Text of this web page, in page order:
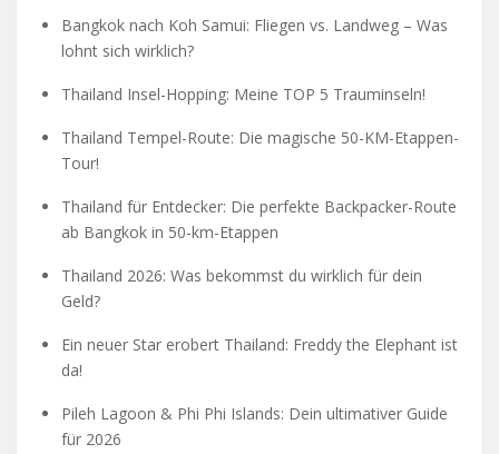
Bangkok nach Koh Samui: Fliegen vs. Landweg – Was
lohnt sich wirklich?
Thailand Insel-Hopping: Meine TOP 5 Trauminseln!
Thailand Tempel-Route: Die magische 50-KM-Etappen-
Tour!
Thailand für Entdecker: Die perfekte Backpacker-Route
ab Bangkok in 50-km-Etappen
Thailand 2026: Was bekommst du wirklich für dein
Geld?
Ein neuer Star erobert Thailand: Freddy the Elephant ist
da!
Pileh Lagoon & Phi Phi Islands: Dein ultimativer Guide
für 2026